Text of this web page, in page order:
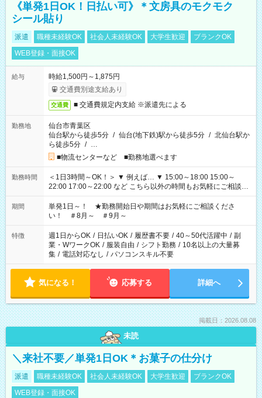
《単発1日OK！日払い可》＊文房具のモクモク
シール貼り
派遣 職種未経験OK 社会人未経験OK 大学生歓迎
ブランクOK
WEB登録・面接OK
給与
時給1,500円～1,875円
交通費別途支給あり
交通費 ■ 交通費規定内支給 ※派遣先による
勤務地
仙台市青葉区
仙台駅から徒歩5分 / 仙台(地下鉄)駅から徒歩5分 / 北仙台駅か
ら徒歩5分 / …
■物流センターなど ■勤務地選べます
勤務時間
＜1日3時間～OK！＞ ▼ 例えば… ▼ 15:00～18:00 15:00～
22:00 17:00～22:00 など こちら以外の時間もお気軽にご相談く
ださい！
期間
単発1日～！ ★勤務開始日や期間はお気軽にご相談くださ
い！ ＃8月～ ＃9月～
特徴 週1日からOK / 日払いOK / 履歴書不要 / 40～50代活躍中 / 副
業・WワークOK / 服装自由 / シフト勤務 / 10名以上の大量募
集 / 電話対応なし / パソコンスキル不要
気になる！ 応募する 詳細へ
掲載日：2026.08.08
未読
＼来社不要／単発1日OK＊お菓子の仕分け
派遣 職種未経験OK 社会人未経験OK 大学生歓迎
ブランクOK
WEB登録・面接OK